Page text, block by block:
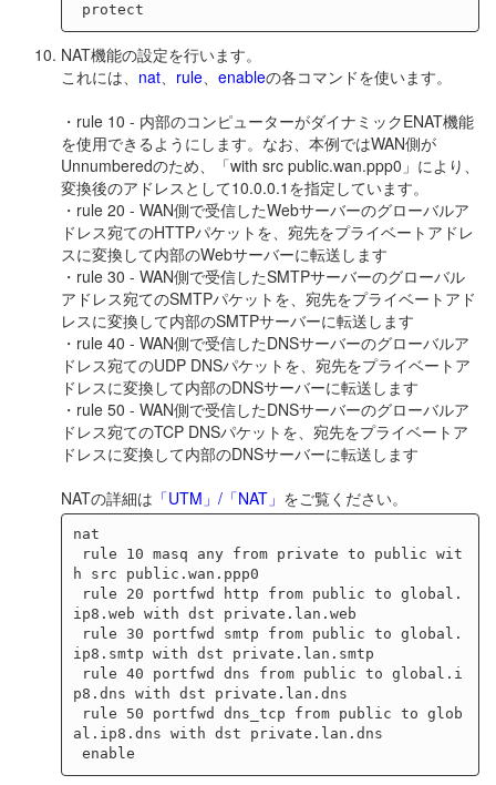
NAT機能の設定を行います。
これには、 nat rule enableの各コマンドを使います。
・rule 10 - 内部のコンピューターがダイナミックENAT機能
を使用できるようにします。なお、本例ではWAN側が
Unnumberedのため、「with src public.wan.ppp0」により、
変換後のアドレスとして10.0.0.1を指定しています。
・rule 20 - WAN側で受信したWebサーバーのグローバルア
ドレス宛てのHTTPパケットを、宛先をプライベートアドレ
スに変換して内部のWebサーバーに転送します
・rule 30 - WAN側で受信したSMTPサーバーのグローバル
アドレス宛てのSMTPパケットを、宛先をプライベートアド
レスに変換して内部のSMTPサーバーに転送します
・rule 40 - WAN側で受信したDNSサーバーのグローバルア
ドレス宛てのUDP DNSパケットを、宛先をプライベートア
ドレスに変換して内部のDNSサーバーに転送します
・rule 50 - WAN側で受信したDNSサーバーのグローバルア
ドレス宛てのTCP DNSパケットを、宛先をプライベートア
ドレスに変換して内部のDNSサーバーに転送します
NATの詳細は 「UTM」/「NAT」 をご覧ください。
nat
h src public.wan.ppp0
ip8.web with dst private.lan.web
ip8.smtp with dst private.lan.smtp
p8.dns with dst private.lan.dns
al.ip8.dns with dst private.lan.dns